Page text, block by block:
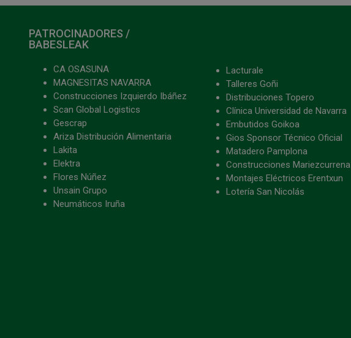
PATROCINADORES /
BABESLEAK
CA OSASUNA
MAGNESITAS NAVARRA
Construcciones Izquierdo Ibáñez
Scan Global Logistics
Gescrap
Ariza Distribución Alimentaria
Lakita
Elektra
Flores Núñez
Unsain Grupo
Neumáticos Iruña
Lacturale
Talleres Goñi
Distribuciones Topero
Clínica Universidad de Navarra
Embutidos Goikoa
Gios Sponsor Técnico Oficial
Matadero Pamplona
Construcciones Mariezcurrena
Montajes Eléctricos Erentxun
Lotería San Nicolás